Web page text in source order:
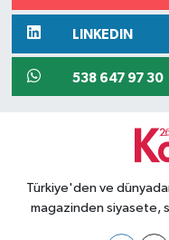
LINKEDIN
538 647 97 30
Türkiye'den ve
magazinden siyasete,